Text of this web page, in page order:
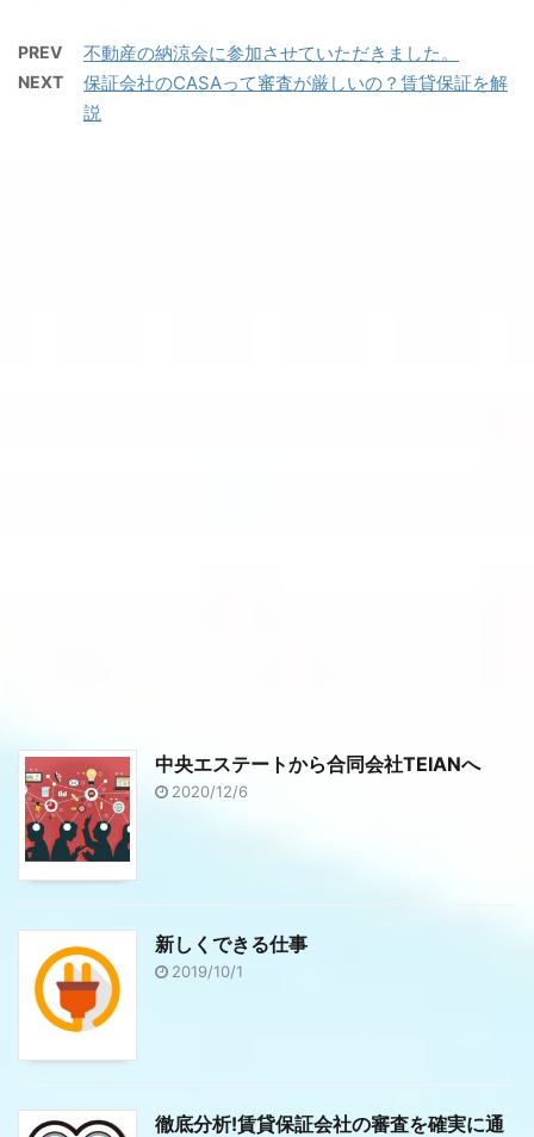
PREV 不動産の納涼会に参加させていただきました。
NEXT
保証会社のCASAって審査が厳しいの？賃貸保証を解
説
中央エステートから合同会社TEIANへ
2020/12/6
新しくできる仕事
2019/10/1
徹底分析!賃貸保証会社の審査を確実に通